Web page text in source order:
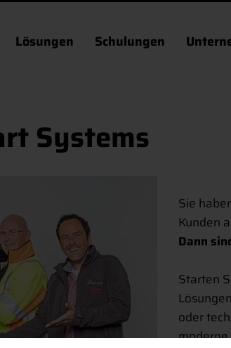
Lösungen Schulungen
Systems
Sie
Kunden
Dann
Starten
oder